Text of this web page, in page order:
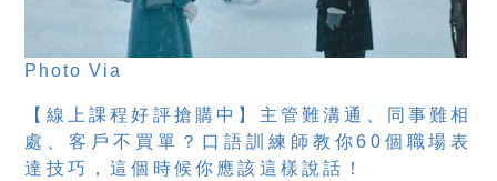
Photo Via
【線上課程好評搶購中】 主管難溝通、同事難相
處、客戶不買單？口語訓練師教你60個職場表
達技巧，這個時候你應該這樣說話！